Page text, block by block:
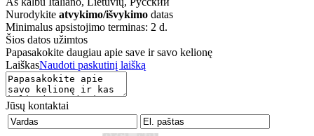
Nurodykite atvykimo/išvykimo datas
Minimalus apsistojimo terminas: 2 d.
Šios datos užimtos
Papasakokite daugiau apie save ir savo kelionę
LaiškasNaudoti paskutinį laišką
Jūsų kontaktai